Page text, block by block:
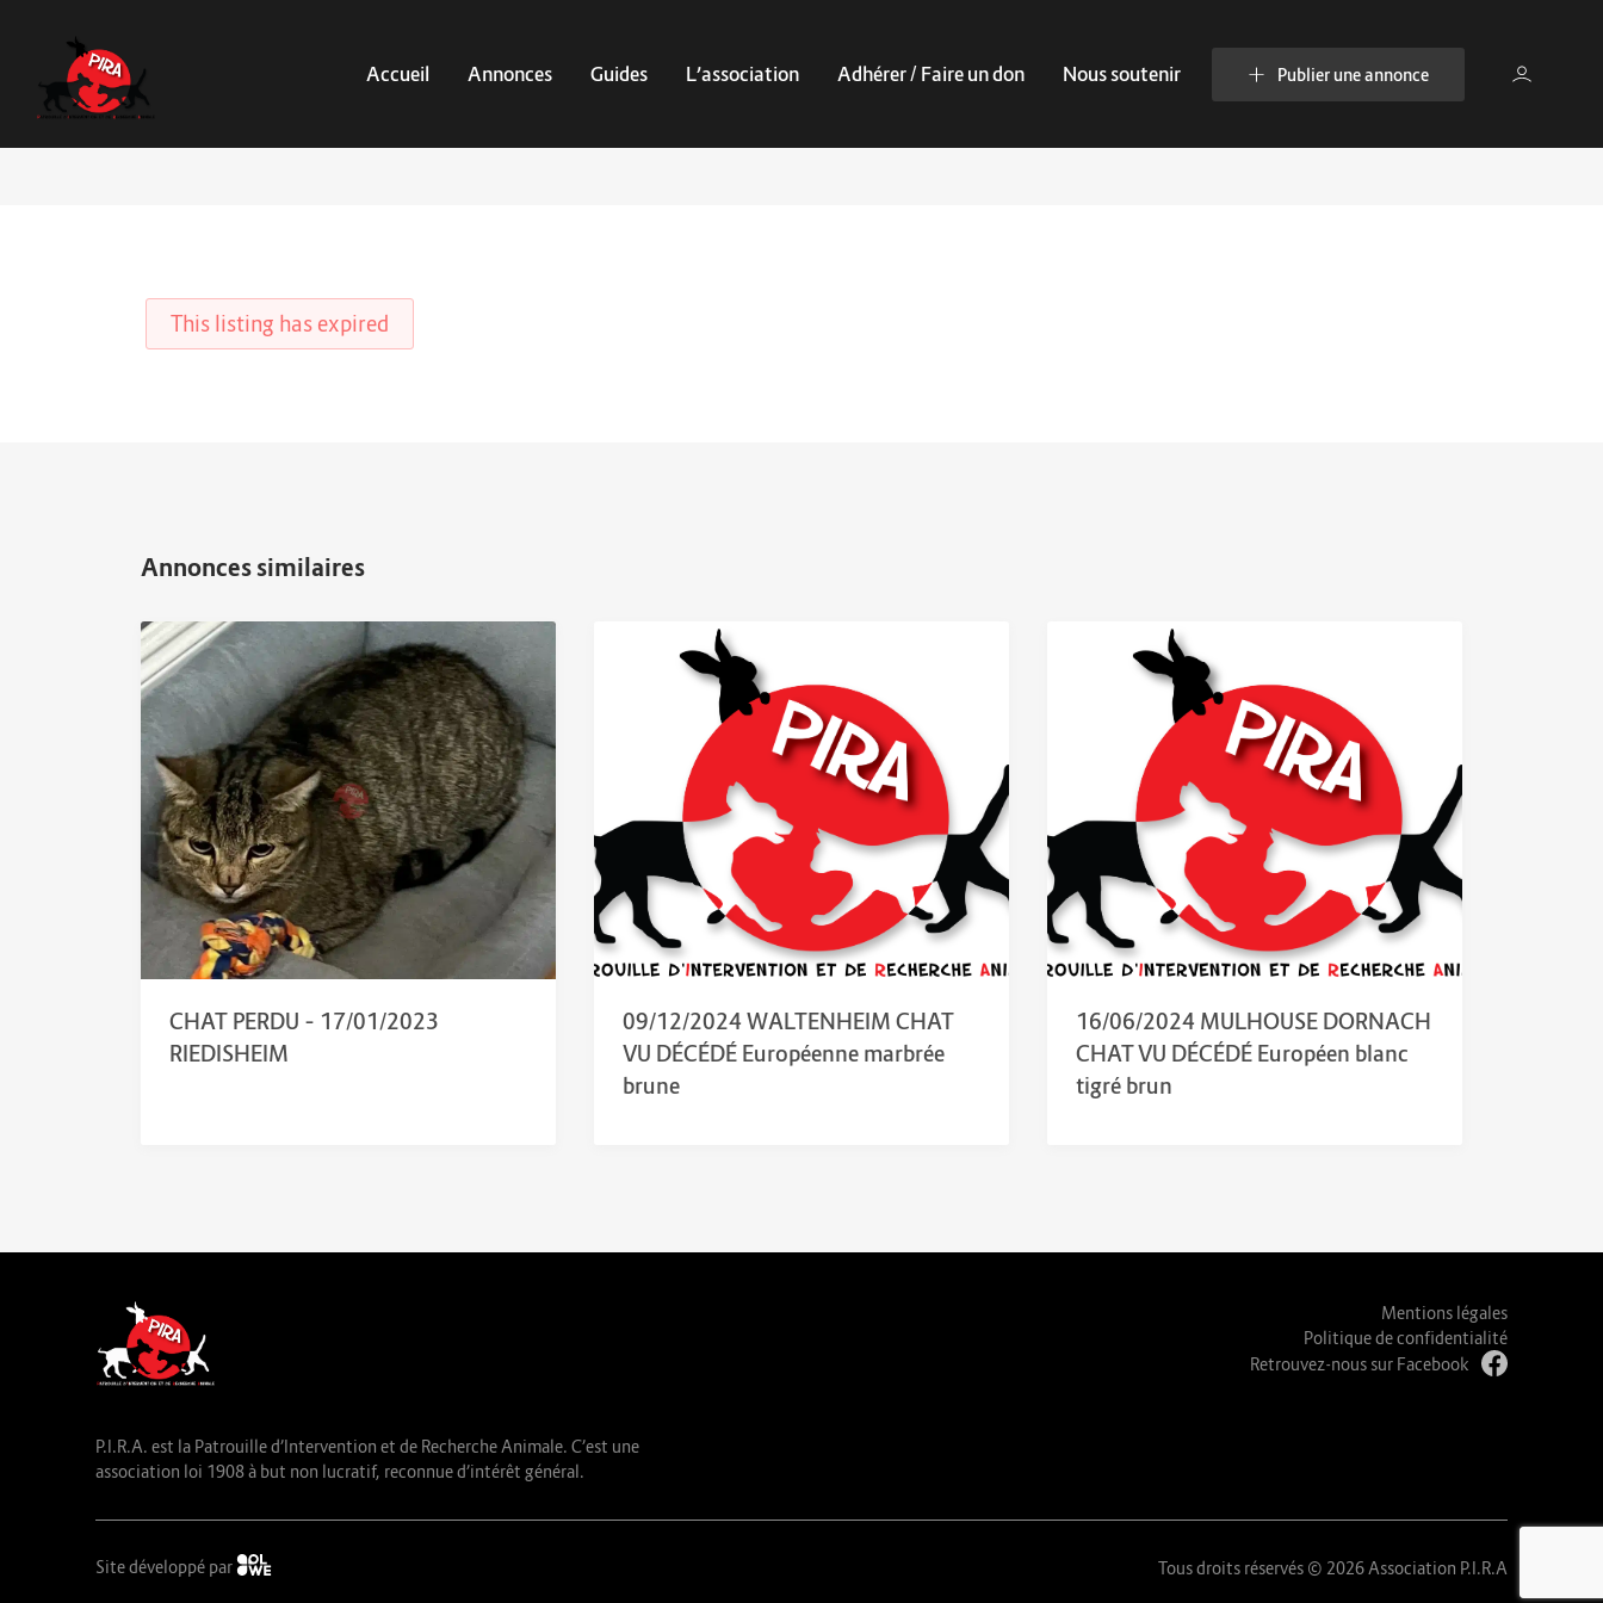
Accueil Annonces Guides L’association Adhérer / Faire un don Nous soutenir Publier une annonce
This listing has expired
CHAT PERDU – 17/01/2023
RIEDISHEIM
09/12/2024 WALTENHEIM CHAT
VU DÉCÉDÉ Européenne marbrée
brune
16/06/2024 MULHOUSE DORNACH
CHAT VU DÉCÉDÉ Européen blanc
tigré brun
P.I.R.A. est la Patrouille d’Intervention et de Recherche Animale. C’est une
association loi 1908 à but non lucratif, reconnue d’intérêt général.
Mentions légales
Politique de confidentialité
Retrouvez-nous sur Facebook
Site développé par Tous droits réservés © 2026 Association P.I.R.A